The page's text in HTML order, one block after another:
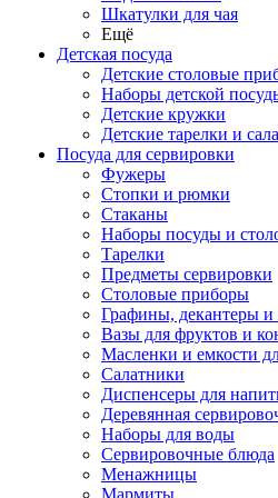
Шкатулки для чая
Ещё
Детская посуда
Детские столовые
Наборы детской
Детские кружки
Детские тарелки и
Посуда для сервировки
Фужеры
Стопки и рюмки
Стаканы
Наборы посуды и
Тарелки
Предметы сервировки
Столовые приборы
Графины, декантеры
Вазы для фруктов и
Масленки и емкости
Салатники
Диспенсеры для
Деревянная
Наборы для воды
Сервировочные блюда
Менажницы
Мармиты